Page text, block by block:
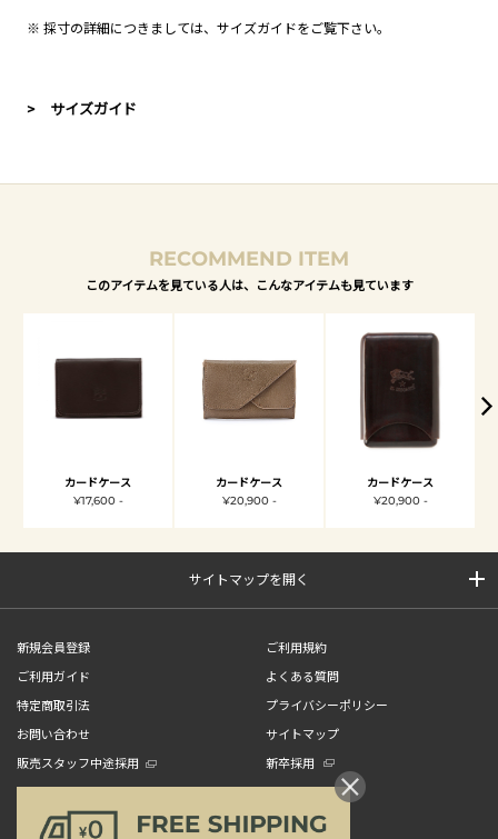
※ 採寸の詳細につきましては、 サイズガイドをご覧下さい。
> サイズガイド
RECOMMEND ITEM
このアイテムを見ている人は、こんなアイテムも見ています
カードケース
¥17,600 -
カードケース
¥20,900 -
カードケース
¥20,900 -
サイトマップを開く
新規会員登録
ご利用規約
ご利用ガイド
よくある質問
特定商取引法
プライバシーポリシー
お問い合わせ
サイトマップ
販売スタッフ中途採用
新卒採用